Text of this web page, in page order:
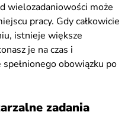
wielozadaniowości może
pracy. Gdy całkowicie
istnieje większe
je na czas i
obowiązku po
zadania